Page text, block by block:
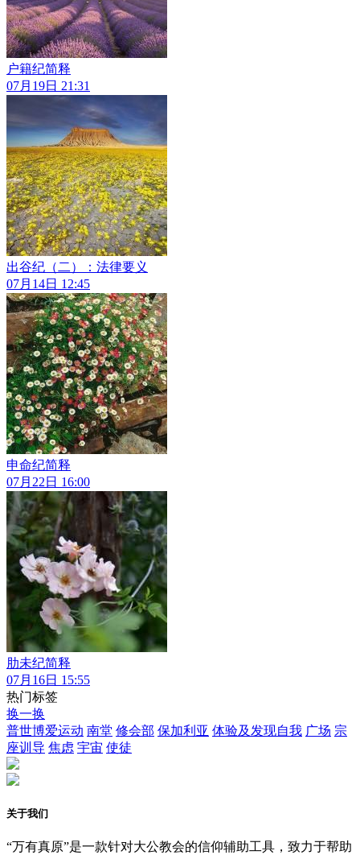
户籍纪简释
07月19日 21:31
出谷纪（二）：法律要义
07月14日 12:45
申命纪简释
07月22日 16:00
肋未纪简释
07月16日 15:55
热门标签
换一换
普世博爱运动 南堂 修会部 保加利亚 体验及发现自我 广场 宗
座训导 焦虑 宇宙 使徒
关于我们
“万有真原”是一款针对大公教会的信仰辅助工具，致力于帮助